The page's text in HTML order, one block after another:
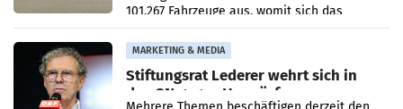
101.267 Fahrzeuge aus, womit sich das
Ergebnis gegenüber Juli 2025 mehr als
verdoppelte (+102
MARKETING & MEDIA
Stiftungsrat Lederer wehrt sich in
den SN gegen Vorwürfe